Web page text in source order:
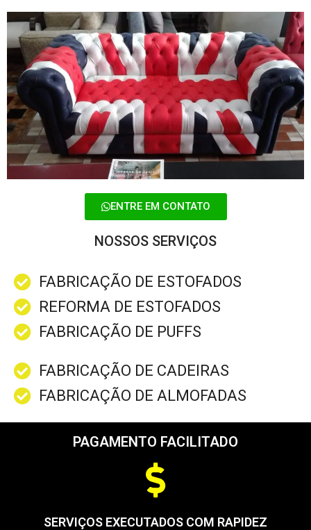
ENTRE EM CONTATO
NOSSOS SERVIÇOS
FABRICAÇÃO DE ESTOFADOS
REFORMA DE ESTOFADOS
FABRICAÇÃO DE PUFFS
FABRICAÇÃO DE CADEIRAS
FABRICAÇÃO DE ALMOFADAS
PAGAMENTO FACILITADO
SERVIÇOS EXECUTADOS COM RAPIDEZ